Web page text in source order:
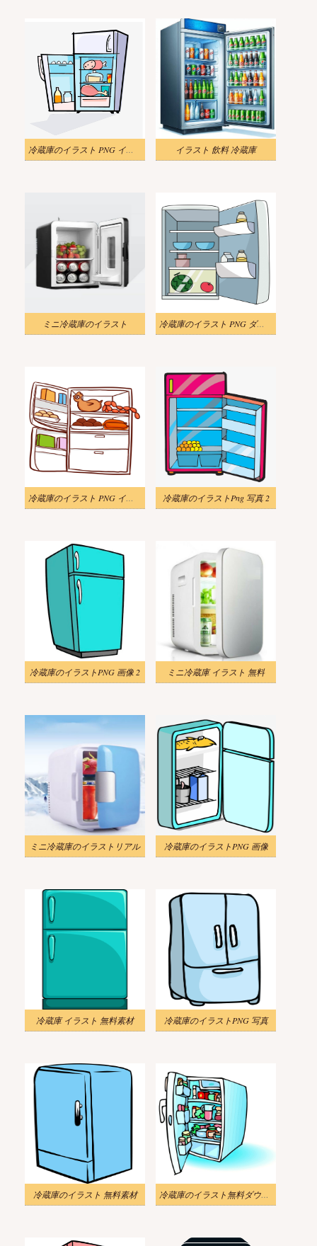
冷蔵庫のイラスト PNG イメージ イラスト 飲料 冷蔵庫
ミニ冷蔵庫のイラスト 冷蔵庫のイラスト PNG ダウンロード
冷蔵庫のイラスト PNG イメージ 2 冷蔵庫のイラストPng 写真 2
冷蔵庫のイラストPNG 画像 2 ミニ冷蔵庫 イラスト 無料
ミニ冷蔵庫のイラストリアル 冷蔵庫のイラストPNG 画像
冷蔵庫 イラスト 無料素材 冷蔵庫のイラストPNG 写真
冷蔵庫のイラスト 無料素材 冷蔵庫のイラスト無料ダウンロード